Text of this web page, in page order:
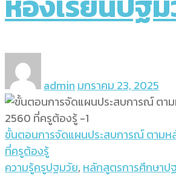
admin มกราคม 23, 2025
ขั้นตอนการจัดแผนประสบการณ์ ตาม
ที่ครูต้องรู้
ความรู้ครูปฐมวัย, หลักสูตรการศึกษาป